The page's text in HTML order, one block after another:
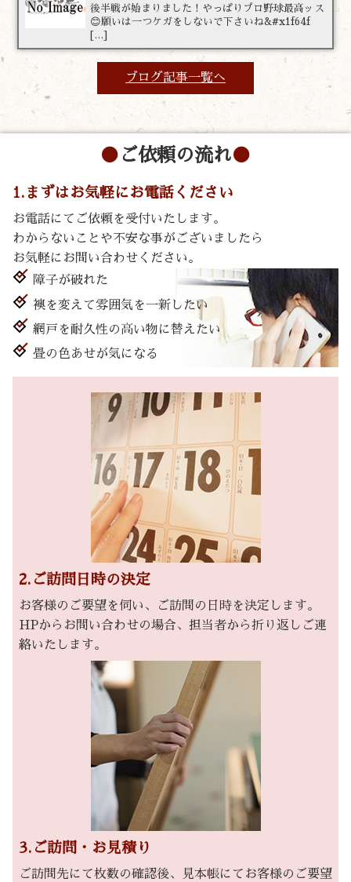
後半戦が始まりました！やっぱりプロ野球最高ッス
😊願いは一つケガをしないで下さいね&#x1f64f
[…]
ブログ記事一覧へ
ご依頼の流れ
1.まずはお気軽にお電話ください
お電話にてご依頼を受付いたします。
わからないことや不安な事がございましたら
お気軽にお問い合わせください。
障子が破れた
襖を変えて雰囲気を一新したい
網戸を耐久性の高い物に替えたい
畳の色あせが気になる
2.ご訪問日時の決定
お客様のご要望を伺い、ご訪問の日時を決定します。
HPからお問い合わせの場合、担当者から折り返しご連
絡いたします。
3.ご訪問・お見積り
ご訪問先にて枚数の確認後、見本帳にてお客様のご要望